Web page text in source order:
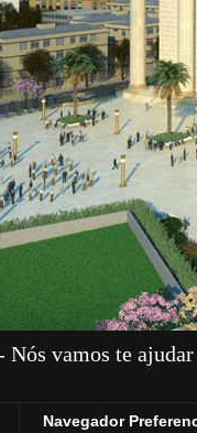
Nós vamos te
Navegador